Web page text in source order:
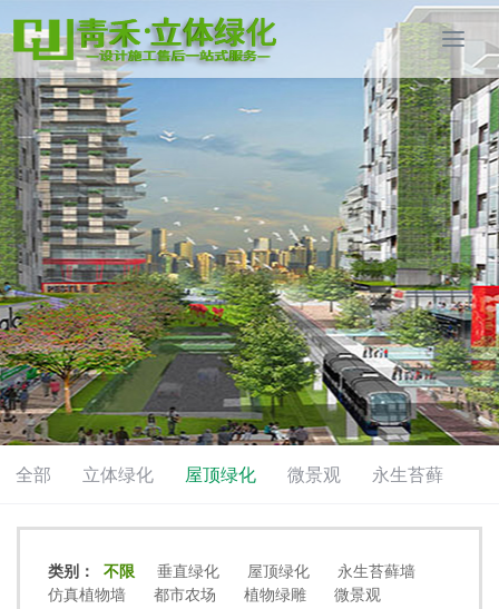
全部 立体绿化 屋顶绿化 微景观 永生苔藓
类别： 不限 垂直绿化 屋顶绿化
永生苔藓墙
仿真植物墙
都市农场 植物绿雕
微景观